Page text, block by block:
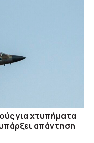
για χτυπήματα
απάντηση